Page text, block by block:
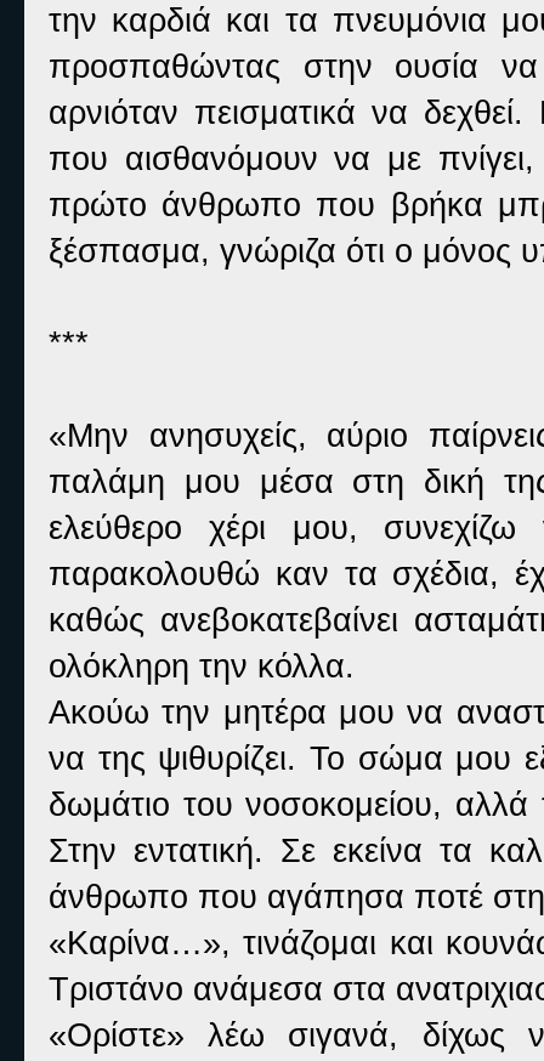
την καρδιά και τα πνευμόνια
προσπαθώντας στην ουσία
αρνιόταν πεισματικά να
που αισθανόμουν να με
πρώτο άνθρωπο που βρήκα
ξέσπασμα, γνώριζα ότι ο μόνος
***
«Μην ανησυχείς, αύριο
παλάμη μου μέσα στη δική
ελεύθερο χέρι μου,
παρακολουθώ καν τα σχέδια,
καθώς ανεβοκατεβαίνει
ολόκληρη την κόλλα.
Ακούω την μητέρα μου να
να της ψιθυρίζει. Το σώμα μου
δωμάτιο του νοσοκομείου,
Στην εντατική. Σε εκείνα τα
άνθρωπο που αγάπησα ποτέ
«Καρίνα…», τινάζομαι και
Τριστάνο ανάμεσα στα
«Ορίστε» λέω σιγανά,